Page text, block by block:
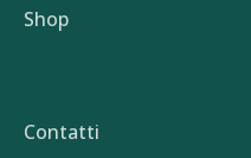
Shop
Contatti